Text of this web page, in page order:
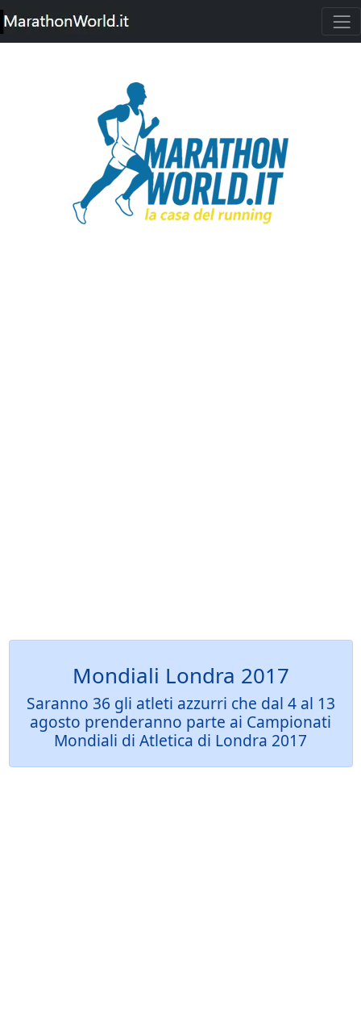
Mondiali Londra 2017
Saranno 36 gli atleti azzurri che dal 4 al 13
agosto prenderanno parte ai Campionati
Mondiali di Atletica di Londra 2017